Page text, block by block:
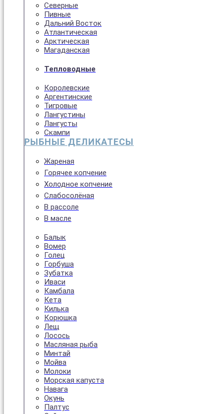
Северные
Пивные
Дальний Восток
Атлантическая
Арктическая
Магаданская
Тепловодные
Королевские
Аргентинские
Тигровые
Лангустины
Лангусты
Скампи
РЫБНЫЕ ДЕЛИКАТЕСЫ
Жареная
Горячее копчение
Холодное копчение
Слабосолёная
В рассоле
В масле
Балык
Вомер
Голец
Горбуша
Зубатка
Иваси
Камбала
Кета
Килька
Корюшка
Лещ
Лосось
Масляная рыба
Минтай
Мойва
Молоки
Морская капуста
Навага
Окунь
Палтус